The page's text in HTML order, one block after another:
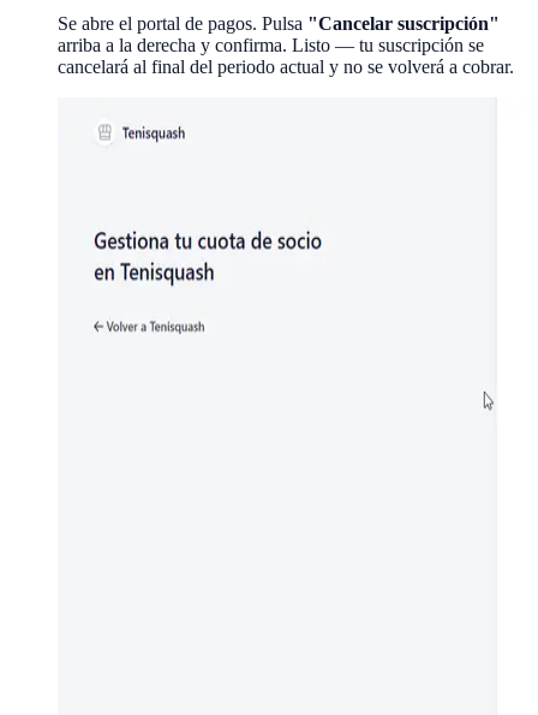
Se abre el portal de pagos. Pulsa "Cancelar suscripción"
arriba a la derecha y confirma. Listo — tu suscripción se
cancelará al final del periodo actual y no se volverá a cobrar.